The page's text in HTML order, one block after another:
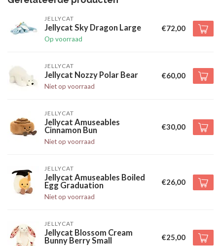
JELLYCAT
Jellycat Sky Dragon Large
Op voorraad
€72,00
JELLYCAT
Jellycat Nozzy Polar Bear
Niet op voorraad
€60,00
JELLYCAT
Jellycat Amuseables
Cinnamon Bun
Niet op voorraad
€30,00
JELLYCAT
Jellycat Amuseables Boiled
Egg Graduation
Niet op voorraad
€26,00
JELLYCAT
Jellycat Blossom Cream
Bunny Berry Small
€25,00